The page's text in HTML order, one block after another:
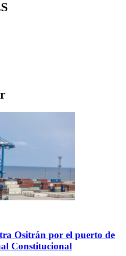
Ositrán por el puerto de
Constitucional